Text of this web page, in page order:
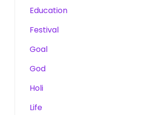
Education
Festival
Goal
God
Holi
Life